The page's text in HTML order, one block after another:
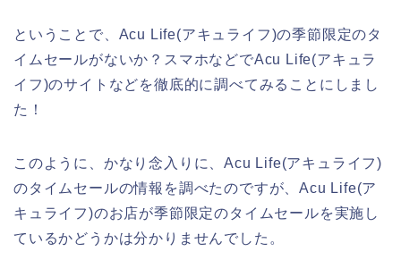
ということで、Acu Life(アキュライフ)の季節限定のタ
イムセールがないか？スマホなどでAcu Life(アキュラ
イフ)のサイトなどを徹底的に調べてみることにしまし
た！
このように、かなり念入りに、Acu Life(アキュライフ)
のタイムセールの情報を調べたのですが、Acu Life(ア
キュライフ)のお店が季節限定のタイムセールを実施し
ているかどうかは分かりませんでした。